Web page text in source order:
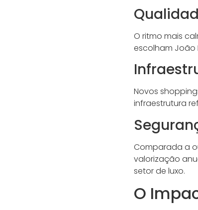
O ritmo mais
escolham João
Novos
infraestrutura
Comparada a
valorização
setor de luxo.
O